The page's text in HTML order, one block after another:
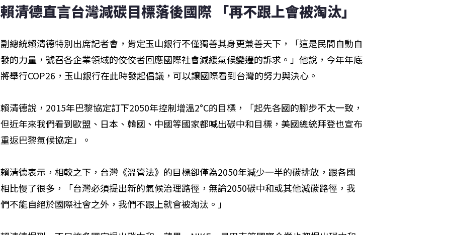
賴清德直言台灣減碳目標落後國際 「再不跟上會被淘汰」
副總統賴清德特別出席記者會，肯定玉山銀行不僅獨善其身更兼善天下，「這是民間自動自
發的力量，號召各企業領域的佼佼者回應國際社會減緩氣候變遷的訴求。」他說，今年年底
將舉行COP26，玉山銀行在此時發起倡議，可以讓國際看到台灣的努力與決心。
賴清德說，2015年巴黎協定訂下2050年控制增溫2°C的目標，「起先各國的腳步不太一致，
但近年來我們看到歐盟、日本、韓國、中國等國家都喊出碳中和目標，美國總統拜登也宣布
重返巴黎氣候協定」。
賴清德表示，相較之下，台灣《溫管法》的目標卻僅為2050年減少一半的碳排放，跟各國
相比慢了很多，「台灣必須提出新的氣候治理路徑，無論2050碳中和或其他減碳路徑，我
們不能自絕於國際社會之外，我們不跟上就會被淘汰。」